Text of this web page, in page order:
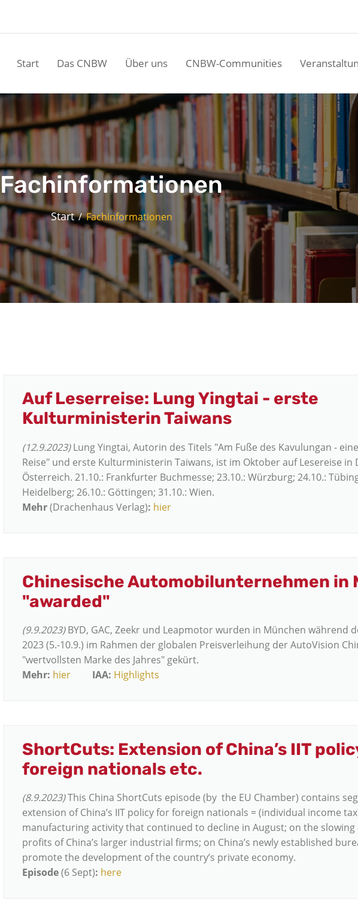
Start Das CNBW Über uns CNBW-Communities
Fachinformationen
Start Fachinformationen
Auf Leserreise: Lung Yingtai - erste
Kulturministerin Taiwans
(12.9.2023)Lung Yingtai, Autorin des Titels "Am Fuße des Kavulungan -
Reise" und erste Kulturministerin Taiwans, ist im Oktober auf Lesereise in
Österreich. 21.10.: Frankfurter Buchmesse; 23.10.: Würzburg; 24.10.:
Heidelberg; 26.10.: Göttingen; 31.10.: Wien.
Mehr(Drachenhaus Verlag): hier
Chinesische Automobilunternehmen in
"awarded"
(9.9.2023)BYD, GAC, Zeekr und Leapmotor wurden in München während
2023 (5.-10.9.) im Rahmen der globalen Preisverleihung der AutoVision
"wertvollsten Marke des Jahres" gekürt.
Mehr: hier IAA: Highlights
ShortCuts: Extension of China’s IIT
foreign nationals etc.
(8.9.2023)This China ShortCuts episode (by the EU Chamber) contains
extension of China’s IIT policy for foreign nationals = (individual income
manufacturing activity that continued to decline in August; on the slowing
profits of China’s larger industrial firms; on China’s newly established
promote the development of the country’s private economy.
Episode(6 Sept): here